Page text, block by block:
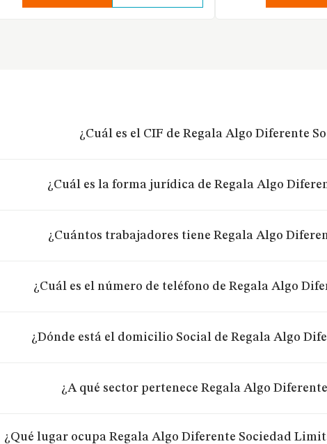
¿Cuál es el CIF de Regala Algo Diferente
¿Cuál es la forma jurídica de Regala Algo
¿Cuántos trabajadores tiene Regala Algo
¿Cuál es el número de teléfono de Regala Algo
¿Dónde está el domicilio Social de Regala Algo
¿A qué sector pertenece Regala Algo
¿Qué lugar ocupa Regala Algo Diferente Sociedad